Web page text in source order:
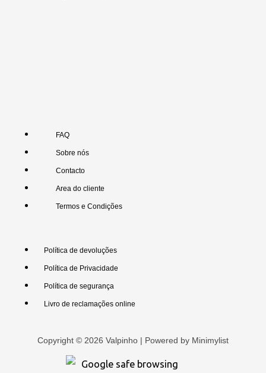
FAQ
Sobre nós
Contacto
Area do cliente
Termos e Condições
Política de devoluções
Política de Privacidade
Política de segurança
Livro de reclamações online
Copyright © 2026 Valpinho | Powered by Minimylist